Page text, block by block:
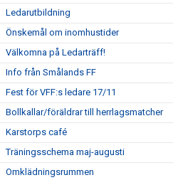
Ledarutbildning
Önskemål om inomhustider
Välkomna på Ledarträff!
Info från Smålands FF
Fest för VFF:s ledare 17/11
Bollkallar/föräldrar till herrlagsmatcher
Karstorps café
Träningsschema maj-augusti
Omklädningsrummen